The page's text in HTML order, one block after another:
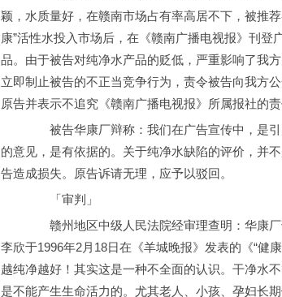
颖，水质量好，在赣南市场占有率高居不下，被推
康”活性水投入市场后，在《赣南广播电视报》刊
品。由于被告对纯净水产品的贬低，严重影响了我
立即制止被告的不正当竞争行为，责令被告向我方
原告并表示不追究《赣南广播电视报》所属报社的责
被告华康厂辩称：我们在广告宣传中，是引
的意见，是有依据的。关于纯净水缺陷的评价，并
告造成损失。原告诉请无理，应予以驳回。
「审判」
赣州地区中级人民法院经审理查明：华康厂
李欣于1996年2月18日在《羊城晚报》发表的《“健
越纯净越好！其实这是一种不全面的认识。干净水
是不能产生生命活力的。尤其老人、小孩、孕妇长